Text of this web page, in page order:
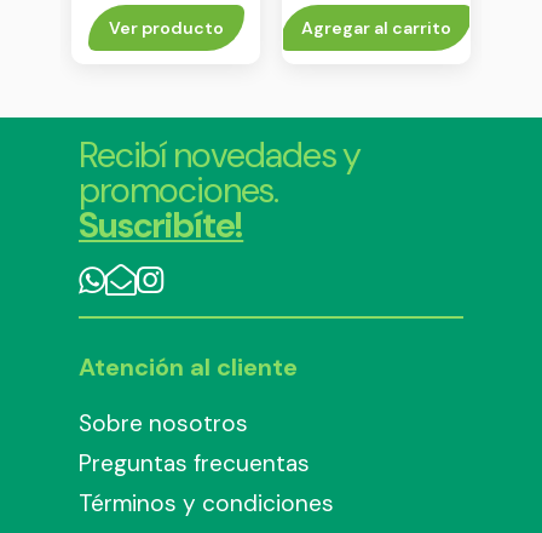
Ver producto Agregar al carrito
Recibí novedades y
promociones.
Suscribíte!
Atención al cliente
Sobre nosotros
Preguntas frecuentas
Términos y condiciones